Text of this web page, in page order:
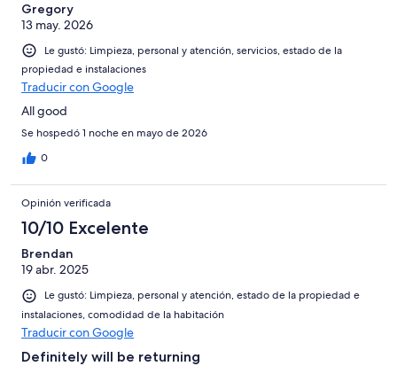
Gregory
13 may. 2026
Le gustó: Limpieza, personal y atención, servicios, estado de la
propiedad e instalaciones
Traducir con Google
All good
Se hospedó 1 noche en mayo de 2026
0
Opinión verificada
10/10 Excelente
Brendan
19 abr. 2025
Le gustó: Limpieza, personal y atención, estado de la propiedad e
instalaciones, comodidad de la habitación
Traducir con Google
Definitely will be returning